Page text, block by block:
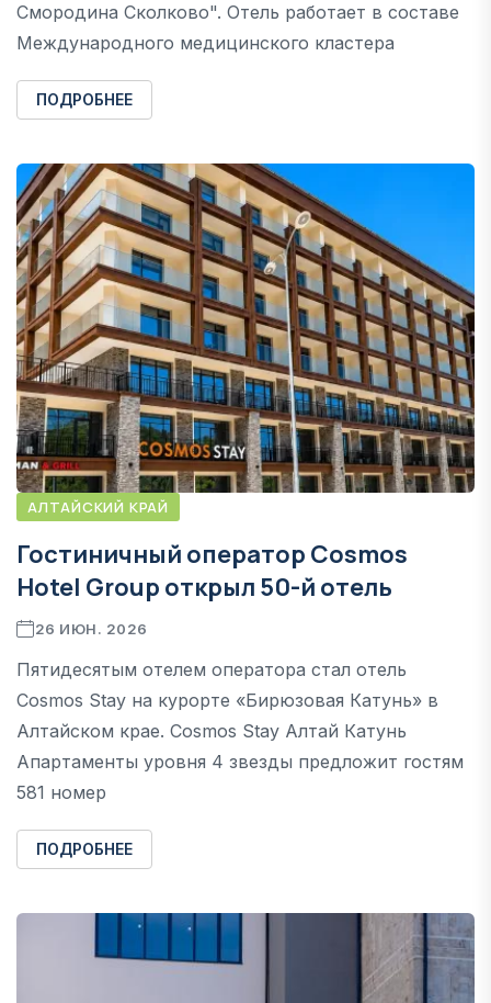
Смородина Сколково". Отель работает в составе
Международного медицинского кластера
ПОДРОБНЕЕ
АЛТАЙСКИЙ КРАЙ
Гостиничный оператор Cosmos
Hotel Group открыл 50-й отель
26 ИЮН. 2026
Пятидесятым отелем оператора стал отель
Cosmos Stay на курорте «Бирюзовая Катунь» в
Алтайском крае. Cosmos Stay Алтай Катунь
Апартаменты уровня 4 звезды предложит гостям
581 номер
ПОДРОБНЕЕ